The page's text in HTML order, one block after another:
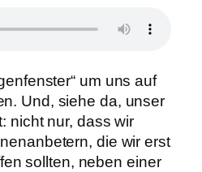
um uns auf
Und, siehe da, unser
nicht nur, dass wir
die wir erst
sollten, neben einer